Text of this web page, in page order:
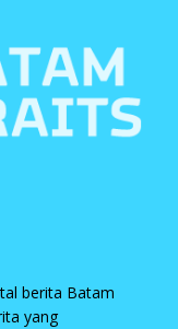
berita Batam
yang